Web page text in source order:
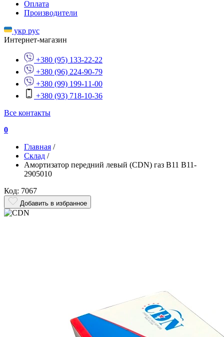
Оплата
Производители
укр рус
Интернет-магазин
+380 (95) 133-22-22
+380 (96) 224-90-79
+380 (99) 199-11-00
+380 (93) 718-10-36
Все контакты
0
Главная /
Склад /
Амортизатор передний левый (CDN) газ B11 B11-
2905010
Код: 7067
Добавить в избранное